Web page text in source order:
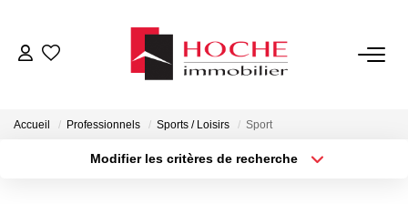
Accueil Professionnels Sports / Loisirs Sport
Modifier les critères de recherche